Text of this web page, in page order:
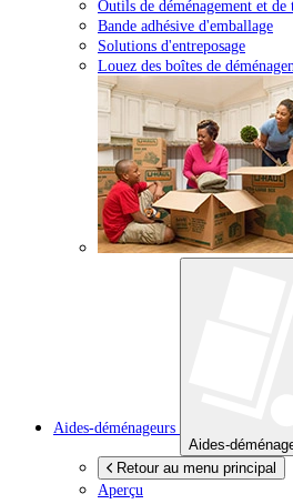
Outils de déménagement et de
Bande adhésive d'emballage
Solutions d'entreposage
Louez des boîtes de
Aides-déménageurs
Aides-
Retour au menu principal
Aperçu